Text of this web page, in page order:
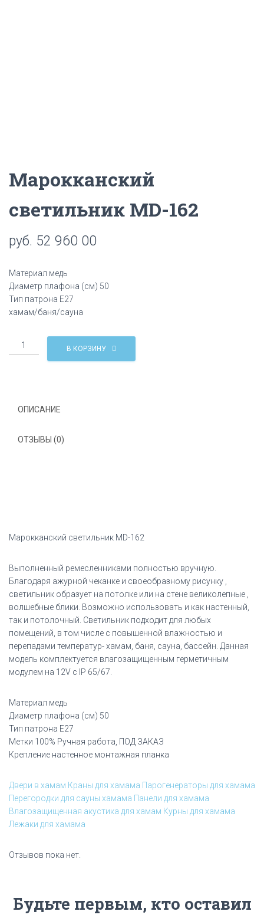
Марокканский
светильник MD-162
руб. 52 960 00
Материал медь
Диаметр плафона (см) 50
Тип патрона Е27
хамам/баня/сауна
Количество
Марокканский
В КОРЗИНУ
ОПИСАНИЕ
ОТЗЫВЫ (0)
Марокканский светильник MD-162
Выполненный ремесленниками полностью вручную.
Благодаря ажурной чеканке и своеобразному рисунку ,
светильник образует на потолке или на стене великолепные ,
волшебные блики. Возможно использовать и как настенный,
так и потолочный. Светильник подходит для любых
помещений, в том числе с повышенной влажностью и
перепадами температур- хамам, баня, сауна, бассейн. Данная
модель комплектуется влагозащищенным герметичным
модулем на 12V с IP 65/67.
Материал медь
Диаметр плафона (см) 50
Тип патрона Е27
Метки 100% Ручная работа, ПОД ЗАКАЗ
Крепление настенное монтажная планка
Двери в хамам Краны для хамама Парогенераторы для хамама
Перегородки для сауны хамама Панели для хамама
Влагозащищенная акустика для хамам Курны для хамама
Лежаки для хамама
Отзывов пока нет.
Будьте первым, кто оставил